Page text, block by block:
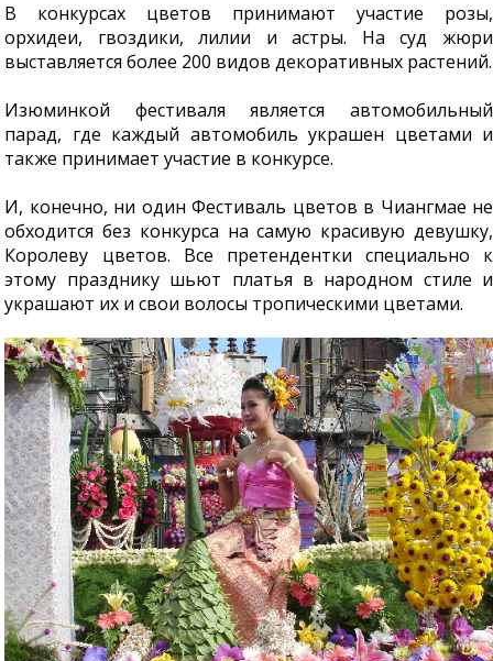
В конкурсах цветов принимают участие розы,
орхидеи, гвоздики, лилии и астры. На суд жюри
выставляется более 200 видов декоративных растений.
Изюминкой фестиваля является автомобильный
парад, где каждый автомобиль украшен цветами и
также принимает участие в конкурсе.
И, конечно, ни один Фестиваль цветов в Чиангмае не
обходится без конкурса на самую красивую девушку,
Королеву цветов. Все претендентки специально к
этому празднику шьют платья в народном стиле и
украшают их и свои волосы тропическими цветами.